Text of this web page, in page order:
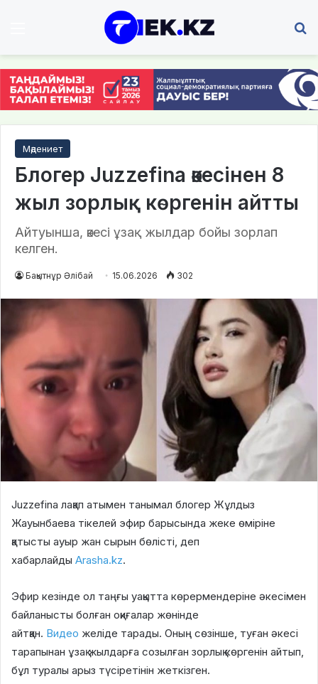
Мәдениет
Блогер Juzzefina әкесінен 8
жыл зорлық көргенін айтты
Айтуынша, әкесі ұзақ жылдар бойы зорлап
келген.
Бақытнұр Әлібай 15.06.2026 302
Juzzefina лақап атымен танымал блогер Жұлдыз
Жауынбаева тікелей эфир барысында жеке өміріне
қатысты ауыр жан сырын бөлісті, деп
хабарлайды Arasha.kz.
Эфир кезінде ол таңғы уақытта көрермендеріне әкесімен
байланысты болған оқиғалар жөнінде
айтқан. Видео желіде тарады. Оның сөзінше, туған әкесі
тарапынан ұзақ жылдарға созылған зорлық көргенін айтып,
бұл туралы арыз түсіретінін жеткізген.